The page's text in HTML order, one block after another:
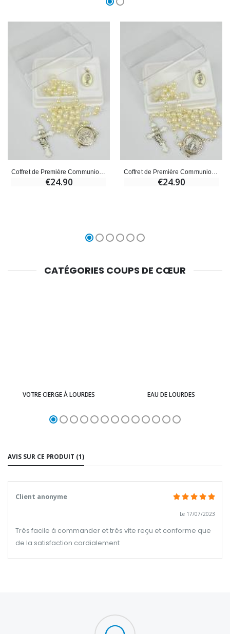
Coffret de Première Communion Chapelet + Médaille St Michel - Argenté
€24.90
Coffret de Première Communion Chapelet + Médaille Miraculeuse - Argenté
€24.90
CATÉGORIES COUPS DE CŒUR
VOTRE CIERGE À LOURDES EAU DE LOURDES
AVIS SUR CE PRODUIT (1)
Client anonyme
Le 17/07/2023
Très facile à commander et très vite reçu et conforme que
de la satisfaction cordialement